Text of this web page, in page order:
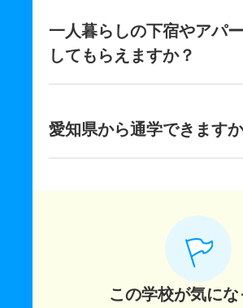
一人暮らしの下宿やアパ
してもらえますか？
愛知県から通学できます
この学校が気にな